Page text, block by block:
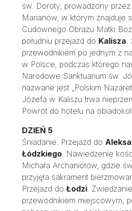
św. Doroty, prowadzony
Marianów, w którym znajduje
Cudownego Obrazu Matki
południu przejazd do Kalisza.
przewodnikiem po jednym z
w Polsce, podczas którego
Narodowe Sanktuarium św.
nazwane jest „Polskim
Józefa w Kaliszu trwa
Powrót do hotelu na
DZIEŃ 5
Śniadanie. Przejazd do
Łódzkiego. Nawiedzenie
Michała Archaniołów, gdzie
przyjęła sakrament
Przejazd do Łodzi.
przewodnikiem miejscowym,